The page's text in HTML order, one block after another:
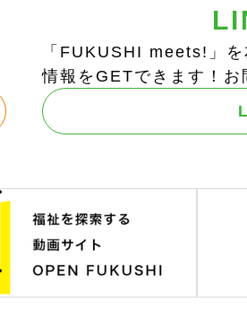
「FUKUSHI meets!」
情報をGETできます！お